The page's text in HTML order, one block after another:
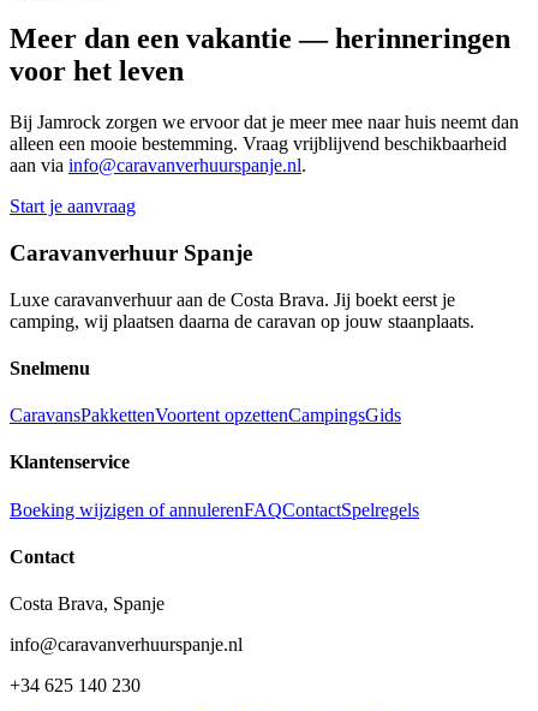
Meer dan een vakantie — herinneringen
voor het leven
Bij Jamrock zorgen we ervoor dat je meer mee naar huis neemt dan
alleen een mooie bestemming. Vraag vrijblijvend beschikbaarheid
aan via info@caravanverhuurspanje.nl.
Start je aanvraag
Caravanverhuur Spanje
Luxe caravanverhuur aan de Costa Brava. Jij boekt eerst je
camping, wij plaatsen daarna de caravan op jouw staanplaats.
Snelmenu
CaravansPakkettenVoortent opzettenCampingsGids
Klantenservice
Boeking wijzigen of annulerenFAQContactSpelregels
Contact
Costa Brava, Spanje
info@caravanverhuurspanje.nl
+34 625 140 230